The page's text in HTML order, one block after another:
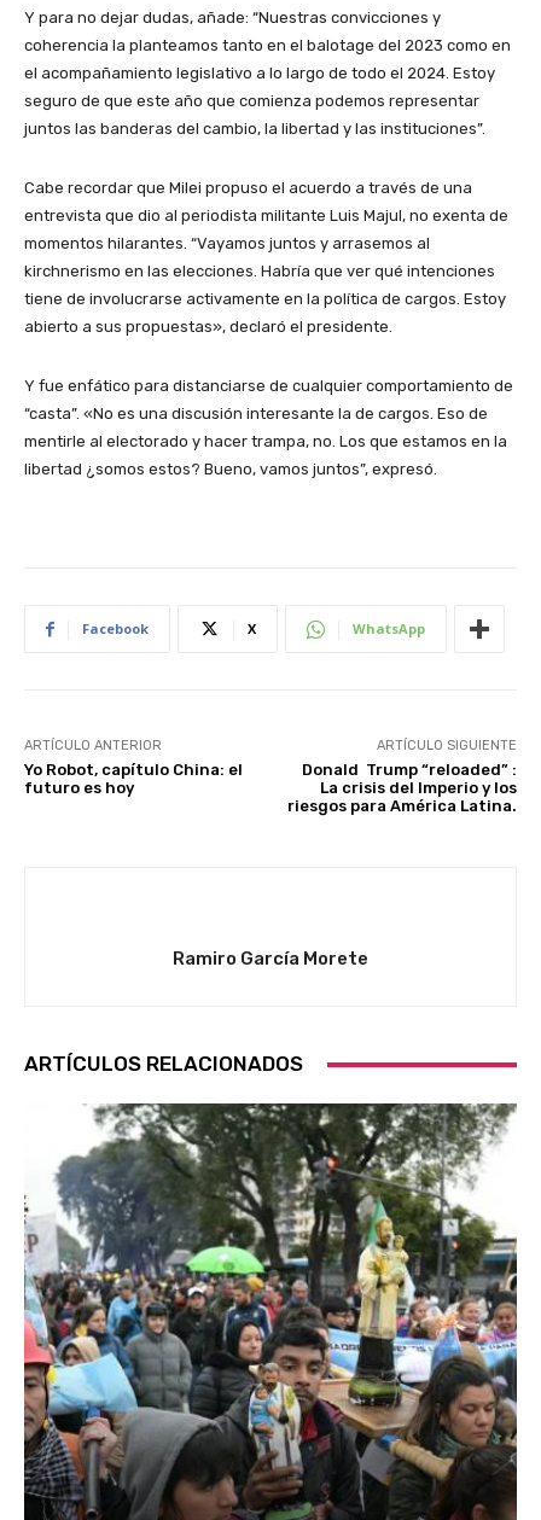
Y para no dejar dudas, añade: “Nuestras convicciones y
coherencia la planteamos tanto en el balotage del 2023 como en
el acompañamiento legislativo a lo largo de todo el 2024. Estoy
seguro de que este año que comienza podemos representar
juntos las banderas del cambio, la libertad y las instituciones”.
Cabe recordar que Milei propuso el acuerdo a través de una
entrevista que dio al periodista militante Luis Majul, no exenta de
momentos hilarantes. “Vayamos juntos y arrasemos al
kirchnerismo en las elecciones. Habría que ver qué intenciones
tiene de involucrarse activamente en la política de cargos. Estoy
abierto a sus propuestas», declaró el presidente.
Y fue enfático para distanciarse de cualquier comportamiento de
“casta”. «No es una discusión interesante la de cargos. Eso de
mentirle al electorado y hacer trampa, no. Los que estamos en la
libertad ¿somos estos? Bueno, vamos juntos”, expresó.
Facebook X WhatsApp
ARTÍCULO ANTERIOR
Yo Robot, capítulo China: el
futuro es hoy
ARTÍCULO SIGUIENTE
Donald Trump “reloaded” :
La crisis del Imperio y los
riesgos para América Latina.
Ramiro García Morete
ARTÍCULOS RELACIONADOS